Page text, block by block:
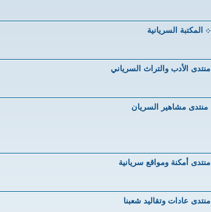
܀ المكتبة السريانية
منتدى الأدب والتراث السرياني
منتدى مشاهير السريان
منتدى أمكنة ومواقع سريانية
منتدى عادات وتقاليد شعبنا